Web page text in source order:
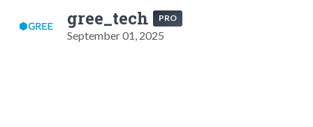
gree_tech PRO
September 01, 2025